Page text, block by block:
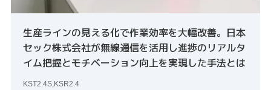
生産ラインの見える化で作業効率を大幅改善。日本
セック株式会社が無線通信を活用し進捗のリアルタ
イム把握とモチベーション向上を実現した手法とは
KST2.4S,KSR2.4